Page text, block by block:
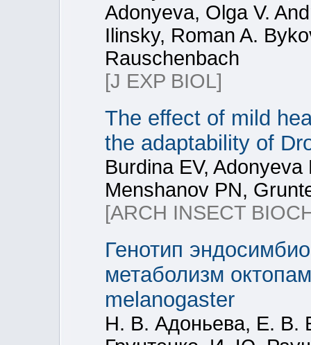
Adonyeva, Olga V.
Ilinsky, Roman A.
Rauschenbach
[J EXP BIOL]
The effect of mild
the adaptability of
Burdina EV,
Menshanov PN,
[ARCH INSECT
Генотип
метаболизм
melanogaster
Н. В. Адоньева, Е. В.